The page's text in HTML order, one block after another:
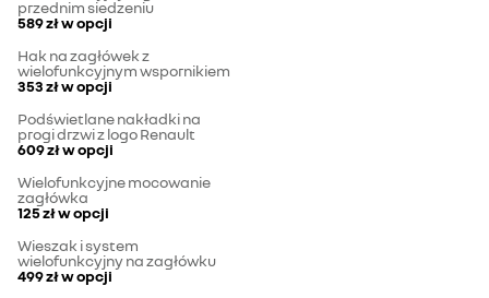
przednim siedzeniu
589 złw opcji
Hak na zagłówek z
wielofunkcyjnym wspornikiem
353 złw opcji
Podświetlane nakładki na
progi drzwi z logo Renault
609 złw opcji
Wielofunkcyjne mocowanie
zagłówka
125 złw opcji
Wieszak i system
wielofunkcyjny na zagłówku
499 złw opcji